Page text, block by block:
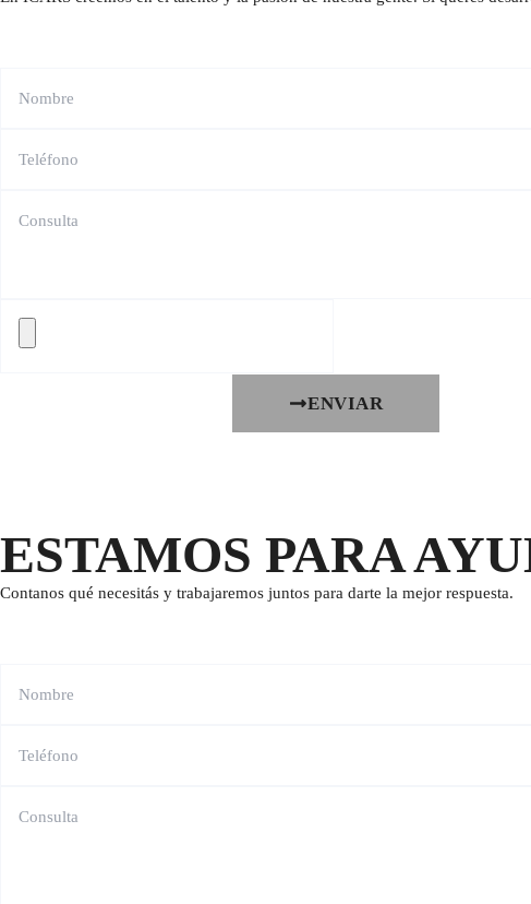
ENVIAR
ESTAMOS PARA
Contanos qué necesitás y trabajaremos juntos para darte la mejor respuesta.